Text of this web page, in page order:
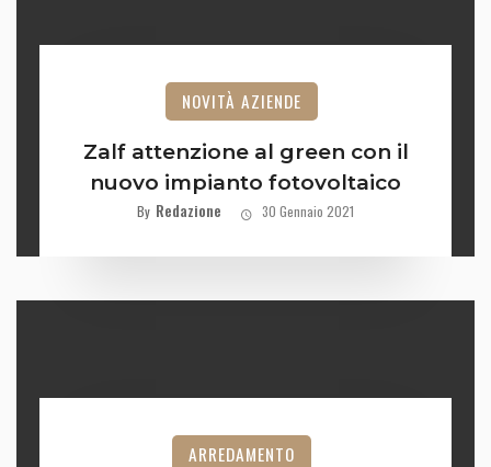
NOVITÀ AZIENDE
Zalf attenzione al green con il
nuovo impianto fotovoltaico
By Redazione 30 Gennaio 2021
ARREDAMENTO